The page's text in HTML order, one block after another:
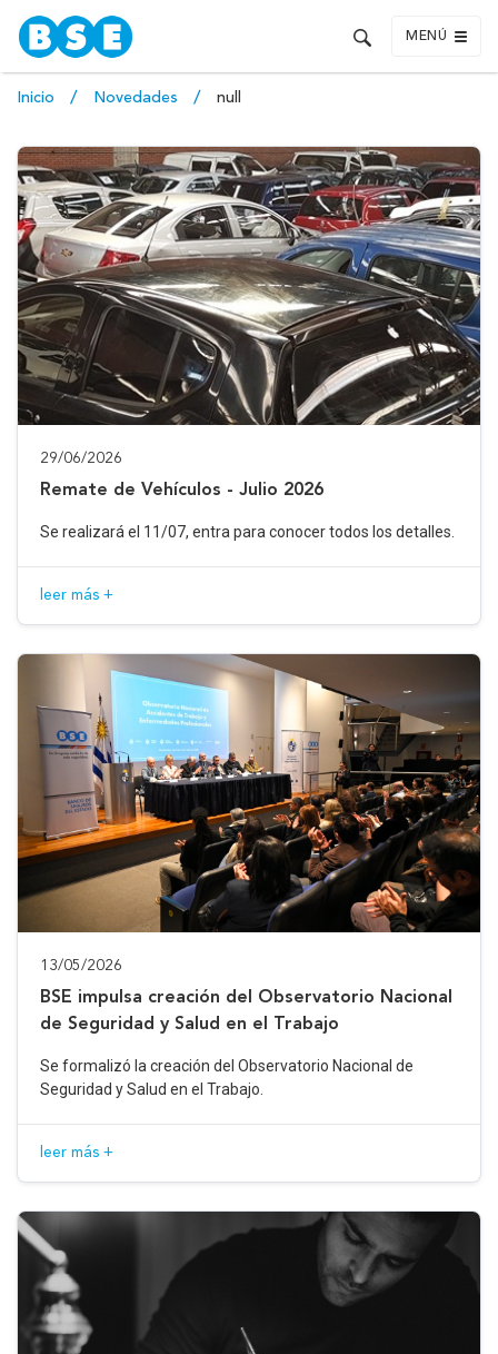
MENÚ
Inicio Novedades null
29/06/2026
Remate de Vehículos - Julio 2026
Se realizará el 11/07, entra para conocer todos los detalles.
leer más +
13/05/2026
BSE impulsa creación del Observatorio Nacional
de Seguridad y Salud en el Trabajo
Se formalizó la creación del Observatorio Nacional de
Seguridad y Salud en el Trabajo.
leer más +